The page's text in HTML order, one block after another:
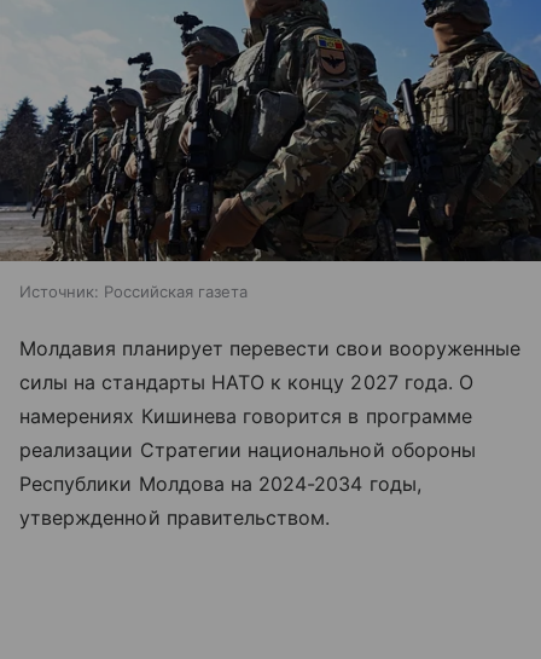
Источник: Российская газета
Молдавия планирует перевести свои вооруженные
силы на стандарты НАТО к концу 2027 года. О
намерениях Кишинева говорится в программе
реализации Стратегии национальной обороны
Республики Молдова на 2024-2034 годы,
утвержденной правительством.